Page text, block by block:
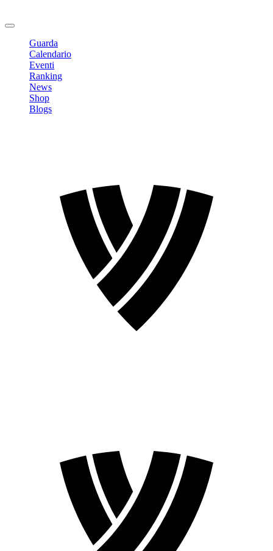
Guarda
Calendario
Eventi
Ranking
News
Shop
Blogs